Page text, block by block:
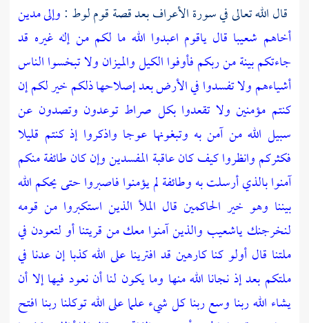
قال الله تعالى في سورة الأعراف بعد قصة قوم لوط :وإلى مدين
أخاهم شعيبا قال ياقوم اعبدوا الله ما لكم من إله غيره قد
جاءتكم بينة من ربكم فأوفوا الكيل والميزان ولا تبخسوا الناس
أشياءهم ولا تفسدوا في الأرض بعد إصلاحها ذلكم خير لكم إن
كنتم مؤمنين ولا تقعدوا بكل صراط توعدون وتصدون عن
سبيل الله من آمن به وتبغونها عوجا واذكروا إذ كنتم قليلا
فكثركم وانظروا كيف كان عاقبة المفسدين وإن كان طائفة منكم
آمنوا بالذي أرسلت به وطائفة لم يؤمنوا فاصبروا حتى يحكم الله
بيننا وهو خير الحاكمين قال الملأ الذين استكبروا من قومه
لنخرجنك ياشعيب والذين آمنوا معك من قريتنا أو لتعودن في
ملتنا قال أولو كنا كارهين قد افترينا على الله كذبا إن عدنا في
ملتكم بعد إذ نجانا الله منها وما يكون لنا أن نعود فيها إلا أن
يشاء الله ربنا وسع ربنا كل شيء علما على الله توكلنا ربنا افتح